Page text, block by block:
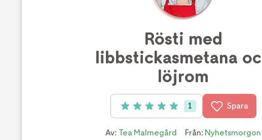
Rösti med
libbstickasmetana
löjrom
Betyg: 5 av 5 (1 röster)
1 Spara
Av: Tea Malmegård Från: Nyhetsmorgon